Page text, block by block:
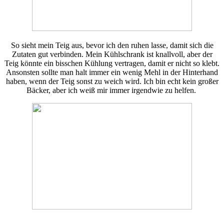
So sieht mein Teig aus, bevor ich den ruhen lasse, damit sich die
Zutaten gut verbinden. Mein Kühlschrank ist knallvoll, aber der
Teig könnte ein bisschen Kühlung vertragen, damit er nicht so klebt.
Ansonsten sollte man halt immer ein wenig Mehl in der Hinterhand
haben, wenn der Teig sonst zu weich wird. Ich bin echt kein großer
Bäcker, aber ich weiß mir immer irgendwie zu helfen.